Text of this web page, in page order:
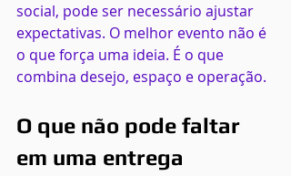
social, pode ser necessário ajustar
expectativas. O melhor evento não é
o que força uma ideia. É o que
combina desejo, espaço e operação.
O que não pode faltar
em uma entrega